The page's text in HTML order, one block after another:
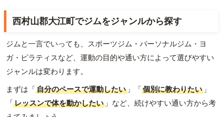
西村山郡大江町でジムをジャンルから探す
ジムと一言でいっても、スポーツジム・パーソナルジム・ヨ
ガ・ピラティスなど、運動の目的や通い方によって選びやすい
ジャンルは変わります。
まずは「自分のペースで運動したい 」「個別に教わりたい 」
「レッスンで体を動かしたい 」など、続けやすい通い方から考